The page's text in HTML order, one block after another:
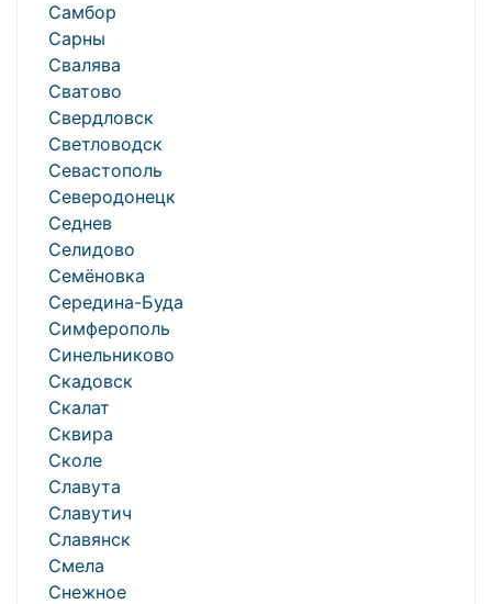
Самбор
Сарны
Свалява
Сватово
Свердловск
Светловодск
Севастополь
Северодонецк
Седнев
Селидово
Семёновка
Середина-Буда
Симферополь
Синельниково
Скадовск
Скалат
Сквира
Сколе
Славута
Славутич
Славянск
Смела
Снежное